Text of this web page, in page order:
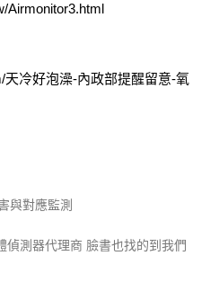
Airmonitor3.html
天冷好泡澡-內政部提醒留意-氧
與對應監測
偵測器代理商 臉書也找的到我們